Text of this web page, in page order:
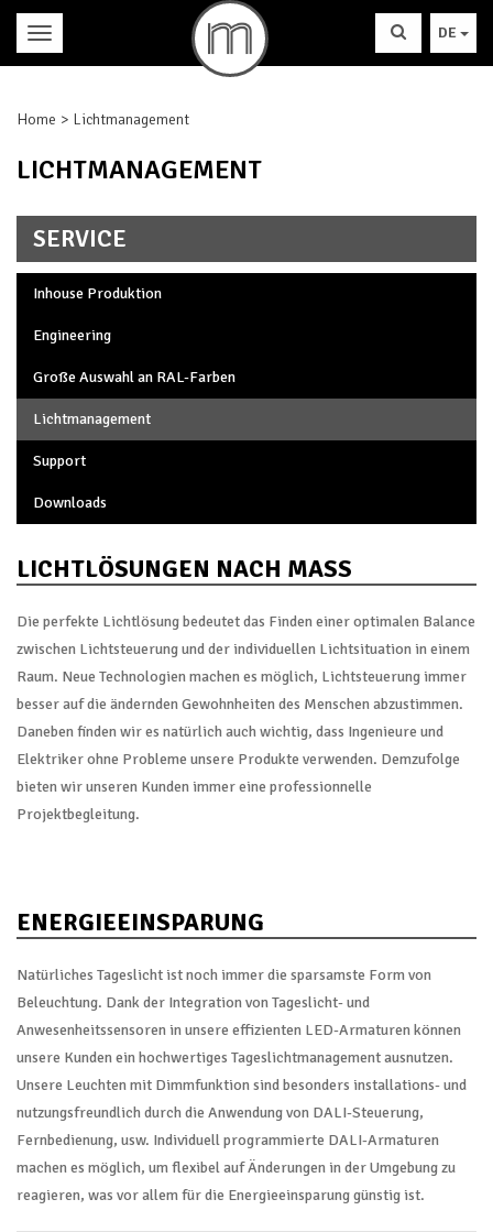
DE
Home Lichtmanagement
LICHTMANAGEMENT
SERVICE
Inhouse Produktion
Engineering
Große Auswahl an RAL-Farben
Lichtmanagement
Support
Downloads
LICHTLÖSUNGEN NACH MASS
Die perfekte Lichtlösung bedeutet das Finden einer optimalen Balance
zwischen Lichtsteuerung und der individuellen Lichtsituation in einem
Raum. Neue Technologien machen es möglich, Lichtsteuerung immer
besser auf die ändernden Gewohnheiten des Menschen abzustimmen.
Daneben finden wir es natürlich auch wichtig, dass Ingenieure und
Elektriker ohne Probleme unsere Produkte verwenden. Demzufolge
bieten wir unseren Kunden immer eine professionnelle
Projektbegleitung.
ENERGIEEINSPARUNG
Natürliches Tageslicht ist noch immer die sparsamste Form von
Beleuchtung. Dank der Integration von Tageslicht- und
Anwesenheitssensoren in unsere effizienten LED-Armaturen können
unsere Kunden ein hochwertiges Tageslichtmanagement ausnutzen.
Unsere Leuchten mit Dimmfunktion sind besonders installations- und
nutzungsfreundlich durch die Anwendung von DALI-Steuerung,
Fernbedienung, usw. Individuell programmierte DALI-Armaturen
machen es möglich, um flexibel auf Änderungen in der Umgebung zu
reagieren, was vor allem für die Energieeinsparung günstig ist.